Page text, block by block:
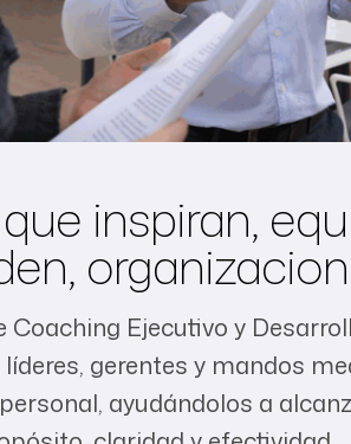
inspiran,
Coaching Ejecutivo y
gerentes y mandos
ayudándolos a